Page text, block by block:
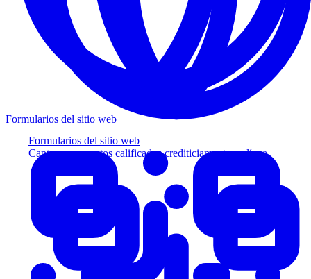
Formularios del sitio web
Capture prospectos calificados crediticiamente en línea
Formularios del sitio web